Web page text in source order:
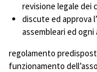
revisione legale dei
discute ed approva
assembleari ed
regolamento
funzionamento